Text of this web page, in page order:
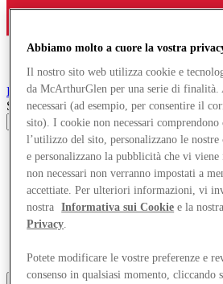
RoermondDesigner Outlet
Search input
Negozi
Offerte
Pianifica la tua visita
Cosa c'è in programma
Mangia e Bevi
Servizi
Gift Card
Abbiamo molto a cuore la vostra
Il nostro sito web utilizza cookie e
da McArthurGlen per una serie di finalità.
necessari (ad esempio, per consentire il
sito). I cookie non necessari
l’utilizzo del sito, personalizzano le
e personalizzano la pubblicità che vi
non necessari non verranno impostati a
accettiate. Per ulteriori informazioni, vi
nostra
Informativa sui Cookie e la nostra
Privacy
Potete modificare le vostre preferenze e
consenso in qualsiasi momento, cliccando